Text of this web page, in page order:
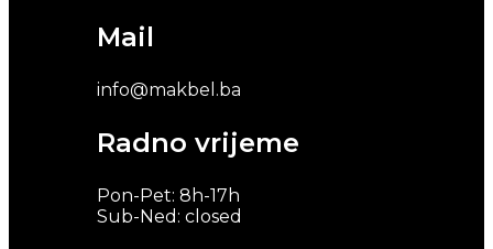
Mail
info@makbel.ba
Radno vrijeme
Pon-Pet: 8h-17h
Sub-Ned: closed